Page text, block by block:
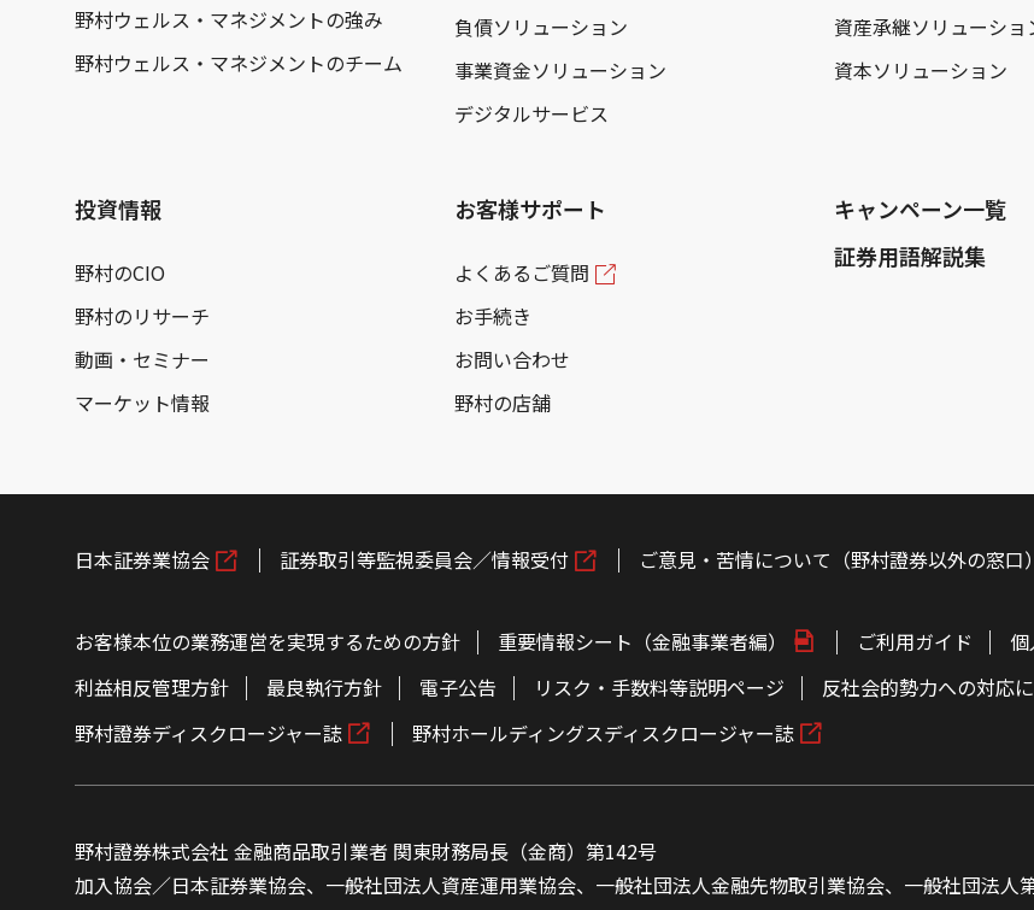
野村ウェルス・マネジメントの強み
野村ウェルス・マネジメントのチーム
負債ソリューション
資産承継ソリューショ
事業資金ソリューション
資本ソリューション
デジタルサービス
投資情報
野村のCIO
野村のリサーチ
動画・セミナー
マーケット情報
お客様サポート
よくあるご質問
お手続き
お問い合わせ
野村の店舗
キャンペーン一覧
証券用語解説集
日本証券業協会 証券取引等監視委員会／情報受付 ご意見・苦情について（野村證券以外の窓口）
お客様本位の業務運営を実現するための方針 重要情報シート（金融事業者編） ご利用ガイド
利益相反管理方針
最良執行方針 電子公告 リスク・手数料等説明ページ 反社会的勢力への対応
野村證券ディスクロージャー誌
野村ホールディングスディスクロージャー誌
野村證券株式会社 金融商品取引業者 関東財務局長（金商）第142号
加入協会／日本証券業協会、一般社団法人資産運用業協会、一般社団法人金融先物取引業協会、一般社団法人